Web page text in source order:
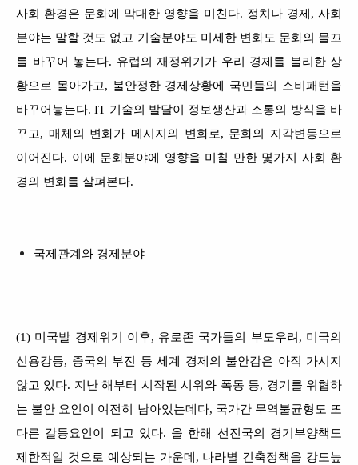
사회 환경은 문화에 막대한 영향을 미친다. 정치나 경제, 사회
분야는 말할 것도 없고 기술분야도 미세한 변화도 문화의 물꼬
를 바꾸어 놓는다. 유럽의 재정위기가 우리 경제를 불리한 상
황으로 몰아가고, 불안정한 경제상황에 국민들의 소비패턴을
바꾸어놓는다. IT 기술의 발달이 정보생산과 소통의 방식을 바
꾸고, 매체의 변화가 메시지의 변화로, 문화의 지각변동으로
이어진다. 이에 문화분야에 영향을 미칠 만한 몇가지 사회 환
경의 변화를 살펴본다.
국제관계와 경제분야
(1) 미국발 경제위기 이후, 유로존 국가들의 부도우려, 미국의
신용강등, 중국의 부진 등 세계 경제의 불안감은 아직 가시지
않고 있다. 지난 해부터 시작된 시위와 폭동 등, 경기를 위협하
는 불안 요인이 여전히 남아있는데다, 국가간 무역불균형도 또
다른 갈등요인이 되고 있다. 올 한해 선진국의 경기부양책도
제한적일 것으로 예상되는 가운데, 나라별 긴축정책을 강도높